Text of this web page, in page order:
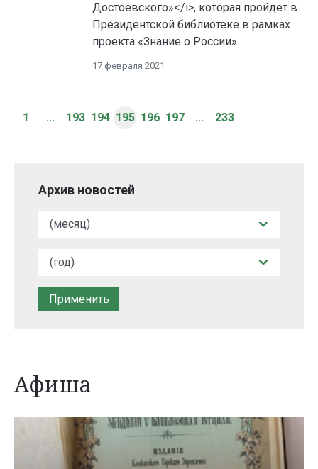
Достоевского»</i>, которая пройдет в
Президентской библиотеке в рамках
проекта «Знание о России».
17 февраля 2021
1 ... 193 194 195 196 197 ... 233
Архив новостей
Афиша